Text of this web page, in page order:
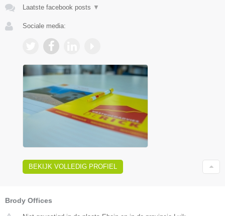
Laatste facebook posts ▼
Sociale media:
BEKIJK VOLLEDIG PROFIEL
Brody Offices